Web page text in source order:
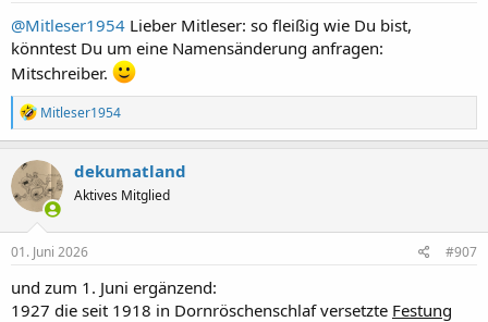
:
@Mitleser1954 Lieber Mitleser: so fleißig wie Du bist,
könntest Du um eine Namensänderung anfragen:
Mitschreiber.
R
e
a
k
t
i
o
n
e
Mitleser1954
dekumatland
Aktives Mitglied
01. Juni 2026 #907
und zum 1. Juni ergänzend:
1927 die seit 1918 in Dornröschenschlaf versetzte Festung